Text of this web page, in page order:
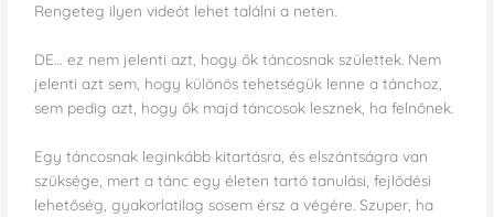
Rengeteg ilyen videót lehet találni a neten.
DE… ez nem jelenti azt, hogy ők táncosnak születtek. Nem
jelenti azt sem, hogy különös tehetségük lenne a tánchoz,
sem pedig azt, hogy ők majd táncosok lesznek, ha felnőnek.
Egy táncosnak leginkább kitartásra, és elszántságra van
szüksége, mert a tánc egy életen tartó tanulási, fejlődési
lehetőség, gyakorlatilag sosem érsz a végére. Szuper, ha